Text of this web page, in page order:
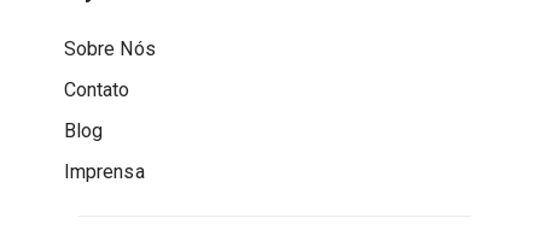
Sobre Nós
Contato
Blog
Imprensa